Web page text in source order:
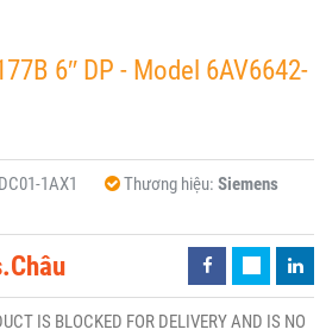
6″ DP - Model 6AV6642-
1AX1 Thương hiệu: Siemens
IS BLOCKED FOR DELIVERY AND IS NO